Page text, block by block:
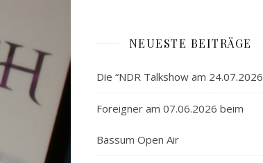
NEUESTE BEITRÄGE
Die “NDR Talkshow am 24.07.2026
Foreigner am 07.06.2026 beim
Bassum Open Air